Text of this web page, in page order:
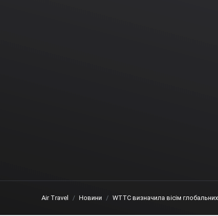
Air Travel Новини WTTC визначила вісім